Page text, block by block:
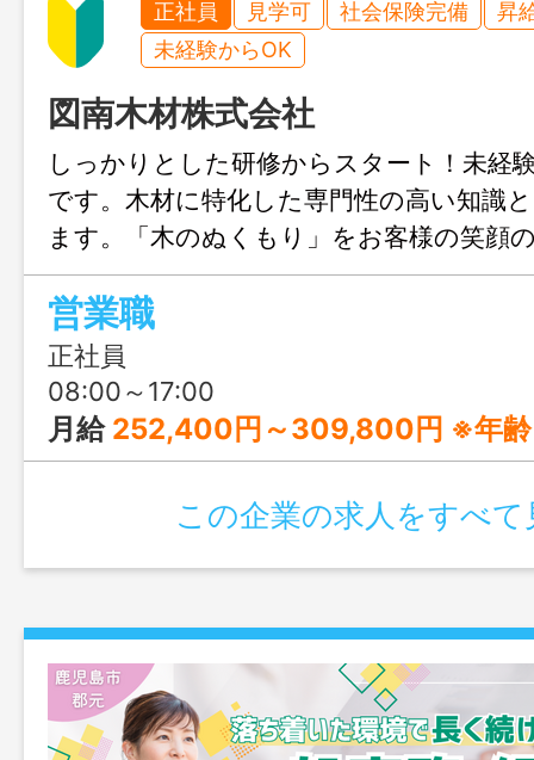
正社員 見学可 社会保険完備
昇
未経験からOK
図南木材株式会社
しっかりとした研修からスタート！未経
です。木材に特化した専門性の高い知識
ます。「木のぬくもり」をお客様の笑顔
する仕事です。木造建築や木造の住宅構
がある方は、ぜひご応募ください！
営業職
正社員
08:00～17:00
月給 252,400円～309,800円 ※年齢、経験、能力を考慮のうえ決定 【給与の内訳】 基本給：215,000円～265,000円 営業手当とし
この企業の求人をすべて